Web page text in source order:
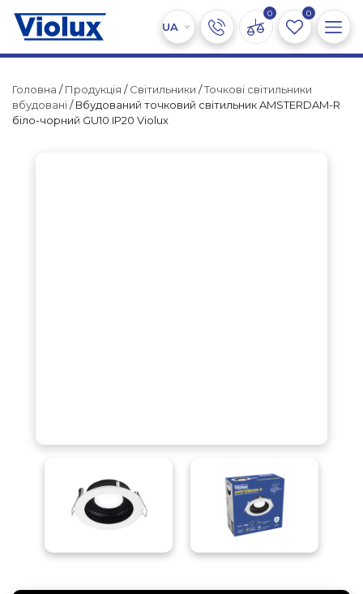
0 0
Головна /Продукція /Світильники /Точкові світильники
вбудовані/ Вбудований точковий світильник AMSTERDAM-R
біло-чорний GU10 IP20 Violux